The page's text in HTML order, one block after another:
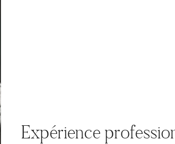
Expérience